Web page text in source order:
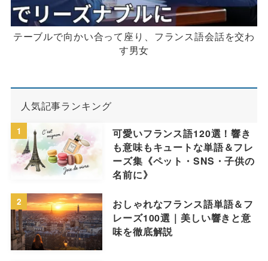
テーブルで向かい合って座り、フランス語会話を交わ
す男女
人気記事ランキング
1
可愛いフランス語120選！響き
も意味もキュートな単語＆フレ
ーズ集《ペット・SNS・子供の
名前に》
2
おしゃれなフランス語単語＆フ
レーズ100選｜美しい響きと意
味を徹底解説